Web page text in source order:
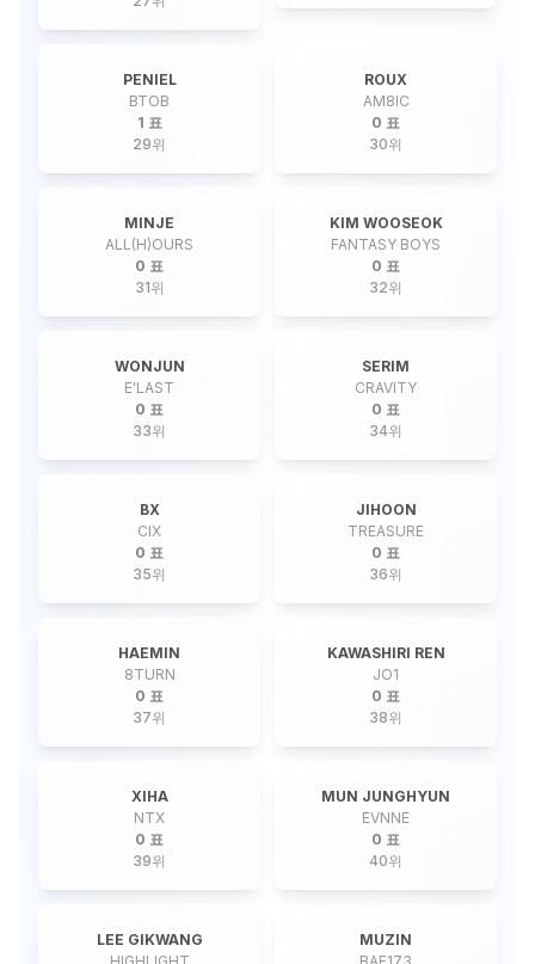
PENIEL
BTOB
1 표
29위
ROUX
AM8IC
0 표
30위
MINJE
ALL(H)OURS
0 표
31위
KIM WOOSEOK
FANTASY BOYS
0 표
32위
WONJUN
E'LAST
0 표
33위
SERIM
CRAVITY
0 표
34위
BX
CIX
0 표
35위
JIHOON
TREASURE
0 표
36위
HAEMIN
8TURN
0 표
37위
KAWASHIRI REN
JO1
0 표
38위
XIHA
NTX
0 표
39위
MUN JUNGHYUN
EVNNE
0 표
40위
LEE GIKWANG
MUZIN